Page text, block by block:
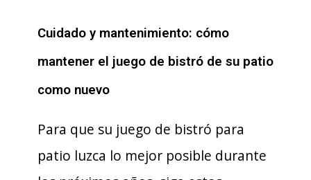
Cuidado y mantenimiento: cómo
mantener el juego de bistró de su patio
como nuevo
Para que su juego de bistró para
patio luzca lo mejor posible durante